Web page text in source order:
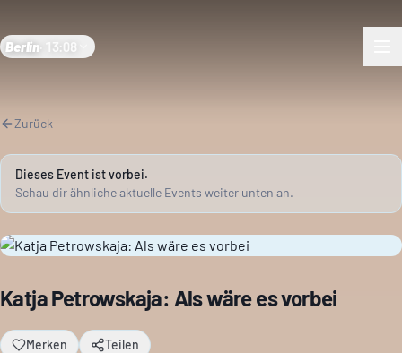
Berlin 13:08
Zurück
Dieses Event ist vorbei.
Schau dir ähnliche aktuelle Events weiter unten an.
Katja Petrowskaja: Als wäre es vorbei
Merken Teilen